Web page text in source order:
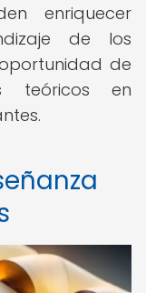
enriquecer
de los
de
teóricos en